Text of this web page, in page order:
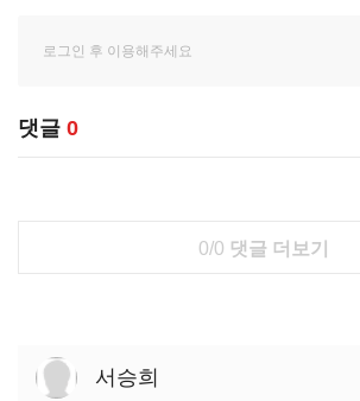
댓글 0
0/0 댓글 더보기
서승희